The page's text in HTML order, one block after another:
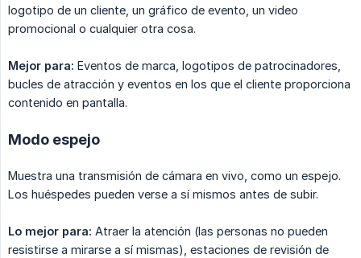
logotipo de un cliente, un gráfico de evento, un video
promocional o cualquier otra cosa.
Mejor para: Eventos de marca, logotipos de patrocinadores,
bucles de atracción y eventos en los que el cliente proporciona
contenido en pantalla.
Modo espejo
Muestra una transmisión de cámara en vivo, como un espejo.
Los huéspedes pueden verse a sí mismos antes de subir.
Lo mejor para: Atraer la atención (las personas no pueden
resistirse a mirarse a sí mismas), estaciones de revisión de